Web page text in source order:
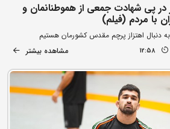
پی شهادت جمعی از هموطنانمان و
با مردم (فیلم)
دنبال اهتزاز پرچم مقدس کشورمان هستیم
12:58 مشاهده بیشتر